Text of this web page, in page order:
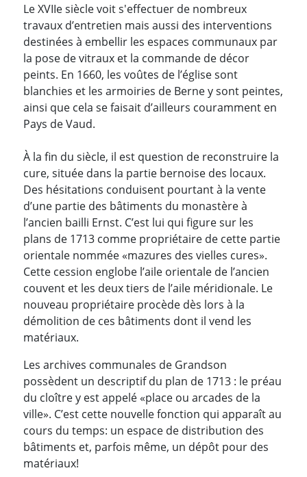
Le XVIIe siècle voit s'effectuer de nombreux
travaux d’entretien mais aussi des interventions
destinées à embellir les espaces communaux par
la pose de vitraux et la commande de décor
peints. En 1660, les voûtes de l’église sont
blanchies et les armoiries de Berne y sont peintes,
ainsi que cela se faisait d’ailleurs couramment en
Pays de Vaud.
À la fin du siècle, il est question de reconstruire la
cure, située dans la partie bernoise des locaux.
Des hésitations conduisent pourtant à la vente
d’une partie des bâtiments du monastère à
l’ancien bailli Ernst. C’est lui qui figure sur les
plans de 1713 comme propriétaire de cette partie
orientale nommée «mazures des vielles cures».
Cette cession englobe l’aile orientale de l’ancien
couvent et les deux tiers de l’aile méridionale. Le
nouveau propriétaire procède dès lors à la
démolition de ces bâtiments dont il vend les
matériaux.
Les archives communales de Grandson
possèdent un descriptif du plan de 1713 : le préau
du cloître y est appelé «place ou arcades de la
ville». C’est cette nouvelle fonction qui apparaît au
cours du temps: un espace de distribution des
bâtiments et, parfois même, un dépôt pour des
matériaux!